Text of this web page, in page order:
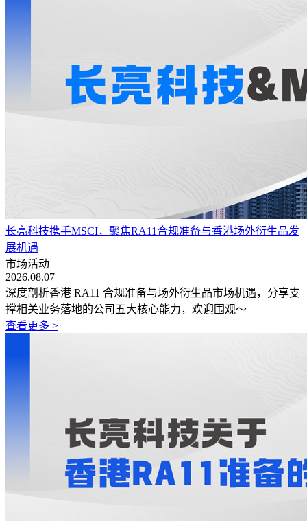
长亮科技携手MSCI，聚焦RA11合规准备与香港场外衍生品发
展机遇
市场活动
2026.08.07
深度剖析香港 RA11 合规准备与场外衍生品市场机遇，分享支
撑相关业务落地的公司五大核心能力，欢迎围观～
查看更多 >